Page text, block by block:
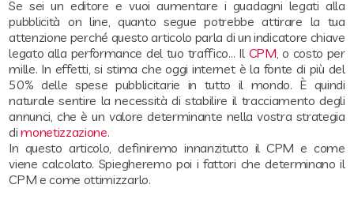
Se sei un editore e vuoi aumentare i guadagni legati alla
pubblicità on line, quanto segue potrebbe attirare la tua
attenzione perché questo articolo parla di un indicatore chiave
legato alla performance del tuo traffico… Il CPM , o costo per
mille. In effetti, si stima che oggi internet è la fonte di più del
50% delle spese pubblicitarie in tutto il mondo. È quindi
naturale sentire la necessità di stabilire il tracciamento degli
annunci, che è un valore determinante nella vostra strategia
dimonetizzazione.
In questo articolo, definiremo innanzitutto il CPM e come
viene calcolato. Spiegheremo poi i fattori che determinano il
CPM e come ottimizzarlo.